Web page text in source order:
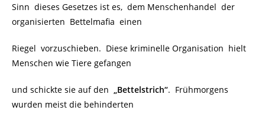
Sinn dieses Gesetzes ist es, dem Menschenhandel der
organisierten Bettelmafia einen
Riegel vorzuschieben. Diese kriminelle Organisation hielt
Menschen wie Tiere gefangen
und schickte sie auf den „Bettelstrich“. Frühmorgens
wurden meist die behinderten